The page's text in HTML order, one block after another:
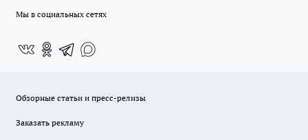
Мы в социальных сетях
Обзорные статьи и пресс-релизы
Заказать рекламу